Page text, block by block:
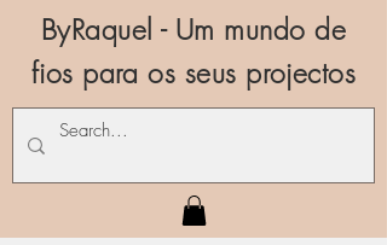
ByRaquel - Um mundo de
fios para os seus projectos